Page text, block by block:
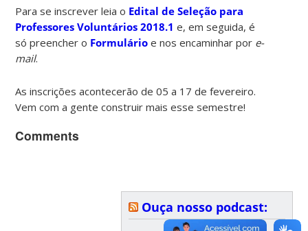
Para se inscrever leia o Edital de Seleção para
Professores Voluntários 2018.1 e, em seguida, é
só preencher o Formulário e nos encaminhar por e-
mail.
As inscrições acontecerão de 05 a 17 de fevereiro.
Vem com a gente construir mais esse semestre!
Comments
Ouça nosso podcast: